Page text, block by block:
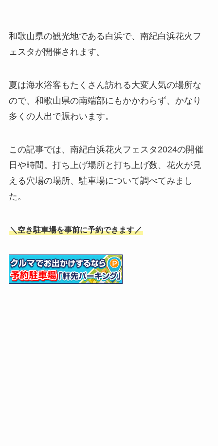
和歌山県の観光地である白浜で、南紀白浜花火フ
ェスタが開催されます。
夏は海水浴客もたくさん訪れる大変人気の場所な
ので、和歌山県の南端部にもかかわらず、かなり
多くの人出で賑わいます。
この記事では、南紀白浜花火フェスタ2024の開催
日や時間。打ち上げ場所と打ち上げ数、花火が見
える穴場の場所、駐車場について調べてみまし
た。
＼空き駐車場を事前に予約できます／